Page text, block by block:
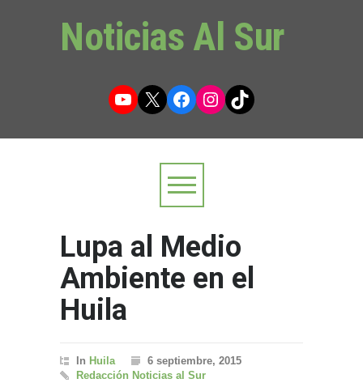
Noticias Al Sur
YouTube
X Facebook
Instagram
TikTok
Lupa al Medio
Ambiente en el
Huila
In Huila
6 septiembre, 2015
Redacción Noticias al Sur